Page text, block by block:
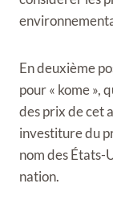
En deuxième
pour « kome »,
des prix de cet
investiture du
nom des États-
nation.